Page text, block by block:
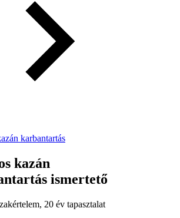
karbantartás
kazán
ismertető
20 év tapasztalat